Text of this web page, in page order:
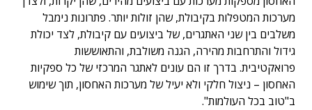
מערכות המטפלות בקיבולת, שהן זולות יותר. פתרונות נימבל
משלבים בין שני האתגרים, של ביצועים עם קיבולת, לצד יכולת
גידול והתרחבות מהירה, הגנה משולבת, והתאוששות
פרואקטיבית. בדרך זו הם עונים לאתגר המרכזי של כל ספקיות
האחסון – ניצול חלקי ולא יעיל של מערכות האחסון, תוך שימוש
ב"טוב בכל העולמות".